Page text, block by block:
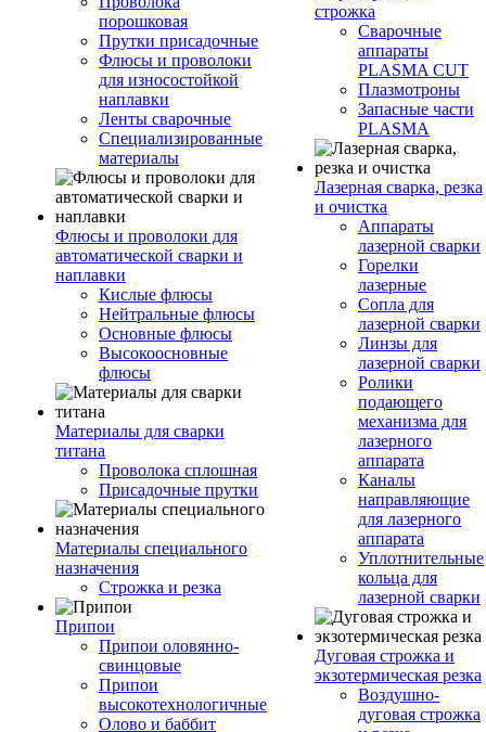
порошковая
Прутки присадочные
Флюсы и проволоки
для износостойкой
наплавки
Ленты сварочные
Специализированные
материалы
Флюсы и проволоки для
автоматической сварки и
наплавки
Кислые флюсы
Нейтральные флюсы
Основные флюсы
Высокоосновные
флюсы
Материалы для сварки
титана
Проволока сплошная
Присадочные прутки
Материалы специального
назначения
Строжка и резка
Припои
Припои оловянно-
свинцовые
Припои
высокотехнологичные
Олово и баббит
строжка
Сварочные
аппараты
PLASMA CUT
Плазмотроны
Запасные части
PLASMA
Лазерная сварка, резка
и очистка
Аппараты
лазерной сварки
Горелки
лазерные
Сопла для
лазерной сварки
Линзы для
лазерной сварки
Ролики
подающего
механизма для
лазерного
аппарата
Каналы
направляющие
для лазерного
аппарата
Уплотнительные
кольца для
лазерной сварки
Дуговая строжка и
экзотермическая резка
Воздушно-
дуговая строжка